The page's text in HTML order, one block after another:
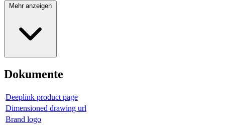
Mehr anzeigen
Dokumente
Deeplink product page
Dimensioned drawing url
Brand logo